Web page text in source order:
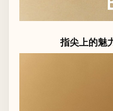
指尖上的魅